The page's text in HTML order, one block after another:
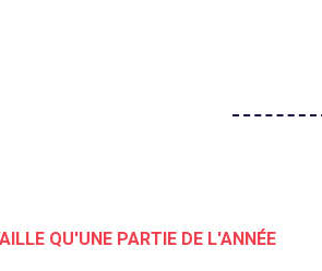
QU'UNE PARTIE DE L'ANNÉE